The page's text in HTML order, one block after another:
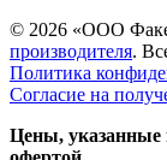
© 2026 «ООО
производителя.
Политика
Согласие на
Цены, указанные